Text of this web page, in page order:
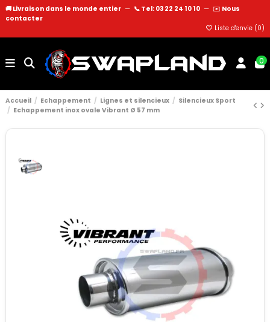
🚚 Livraison dans le monde entier — 📞 Tel: 03 22 24 10 10 — ✉️ Nous
contacter
Liste d'envie (0)
0
Accueil Echappement Lignes et silencieux
Silencieux Sport
Echappement inox ovale Vibrant Ø 57 mm